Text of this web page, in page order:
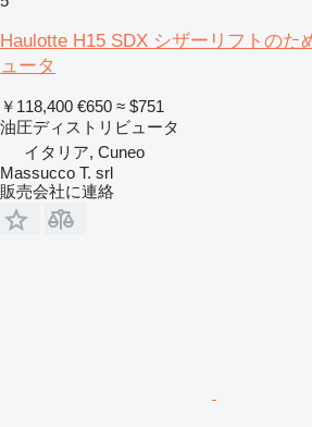
Haulotte H15 SDX シザーリフトのた
ュータ
￥118,400 €650 ≈ $751
油圧ディストリビュータ
イタリア, Cuneo
Massucco T. srl
販売会社に連絡